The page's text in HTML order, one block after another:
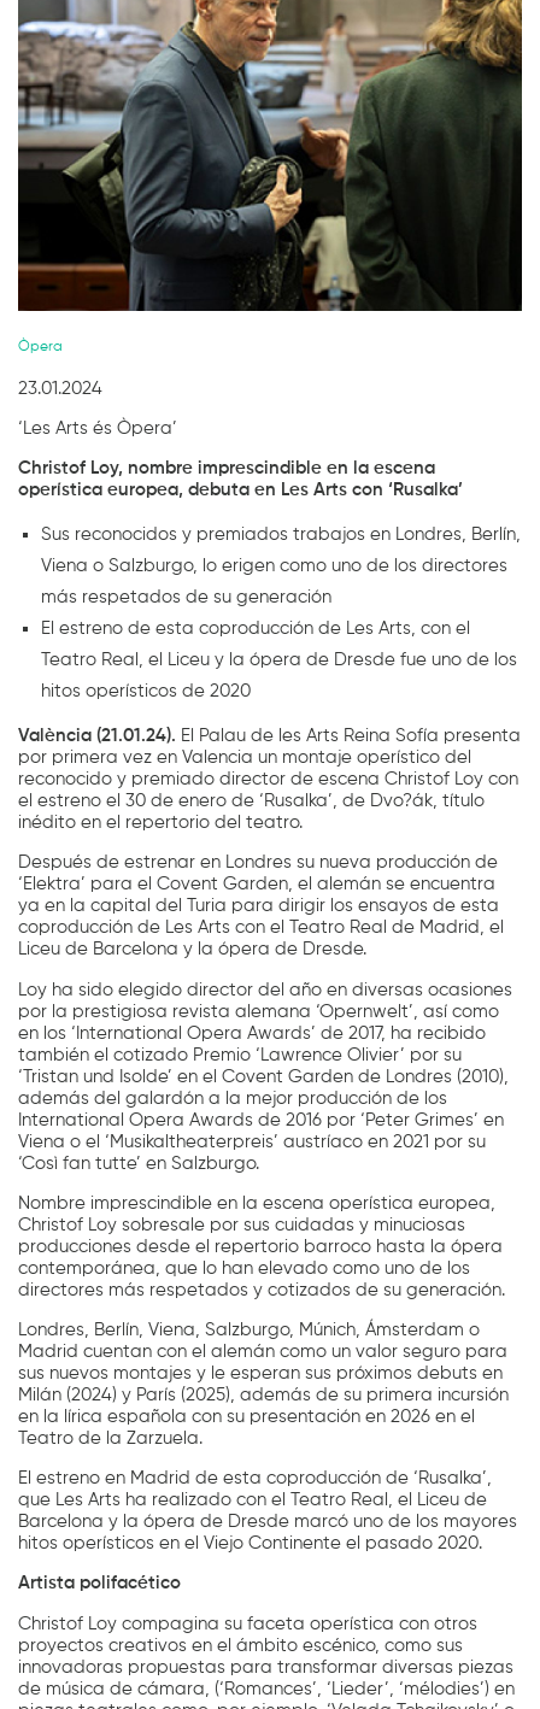
Òpera
23.01.2024
‘Les Arts és Òpera’
Christof Loy, nombre imprescindible en la escena
operística europea, debuta en Les Arts con ‘Rusalka’
Sus reconocidos y premiados trabajos en Londres, Berlín,
Viena o Salzburgo, lo erigen como uno de los directores
más respetados de su generación
El estreno de esta coproducción de Les Arts, con el
Teatro Real, el Liceu y la ópera de Dresde fue uno de los
hitos operísticos de 2020
València (21.01.24). El Palau de les Arts Reina Sofía presenta
por primera vez en Valencia un montaje operístico del
reconocido y premiado director de escena Christof Loy con
el estreno el 30 de enero de ‘Rusalka’, de Dvo?ák, título
inédito en el repertorio del teatro.
Después de estrenar en Londres su nueva producción de
‘Elektra’ para el Covent Garden, el alemán se encuentra
ya en la capital del Turia para dirigir los ensayos de esta
coproducción de Les Arts con el Teatro Real de Madrid, el
Liceu de Barcelona y la ópera de Dresde.
Loy ha sido elegido director del año en diversas ocasiones
por la prestigiosa revista alemana ‘Opernwelt’, así como
en los ‘International Opera Awards’ de 2017, ha recibido
también el cotizado Premio ‘Lawrence Olivier’ por su
‘Tristan und Isolde’ en el Covent Garden de Londres (2010),
además del galardón a la mejor producción de los
International Opera Awards de 2016 por ‘Peter Grimes’ en
Viena o el ‘Musikaltheaterpreis’ austríaco en 2021 por su
‘Così fan tutte’ en Salzburgo.
Nombre imprescindible en la escena operística europea,
Christof Loy sobresale por sus cuidadas y minuciosas
producciones desde el repertorio barroco hasta la ópera
contemporánea, que lo han elevado como uno de los
directores más respetados y cotizados de su generación.
Londres, Berlín, Viena, Salzburgo, Múnich, Ámsterdam o
Madrid cuentan con el alemán como un valor seguro para
sus nuevos montajes y le esperan sus próximos debuts en
Milán (2024) y París (2025), además de su primera incursión
en la lírica española con su presentación en 2026 en el
Teatro de la Zarzuela.
El estreno en Madrid de esta coproducción de ‘Rusalka’,
que Les Arts ha realizado con el Teatro Real, el Liceu de
Barcelona y la ópera de Dresde marcó uno de los mayores
hitos operísticos en el Viejo Continente el pasado 2020.
Artista polifacético
Christof Loy compagina su faceta operística con otros
proyectos creativos en el ámbito escénico, como sus
innovadoras propuestas para transformar diversas piezas
de música de cámara, (‘Romances’, ‘Lieder’, ‘mélodies’) en